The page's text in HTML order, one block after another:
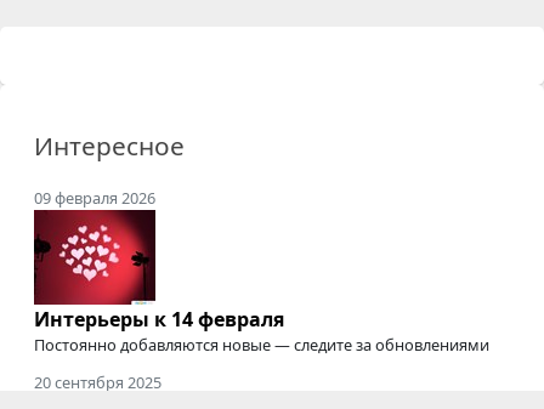
Интересное
09 февраля 2026
Интерьеры к 14 февраля
Постоянно добавляются новые — следите за обновлениями
20 сентября 2025